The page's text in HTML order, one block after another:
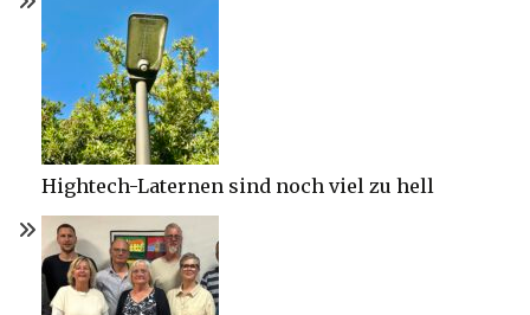
Hightech-Laternen sind noch viel zu hell